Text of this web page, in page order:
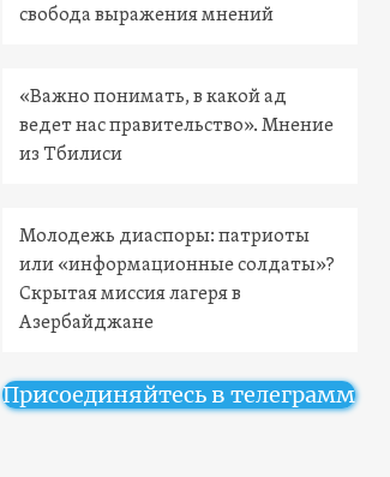
свобода выражения мнений
«Важно понимать, в какой ад
ведет нас правительство». Мнение
из Тбилиси
Молодежь диаспоры: патриоты
или «информационные солдаты»?
Скрытая миссия лагеря в
Азербайджане
Присоединяйтесь в телеграмм